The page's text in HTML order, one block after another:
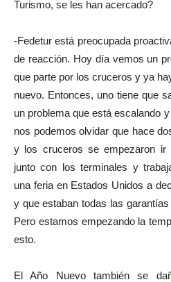
Turismo, se les han acercado?
-Fedetur está preocupada
de reacción. Hoy día vemos un
que parte por los cruceros y ya
nuevo. Entonces, uno tiene que
un problema que está escalando
nos podemos olvidar que hace
y los cruceros se empezaron ir
junto con los terminales y
una feria en Estados Unidos a
y que estaban todas las
Pero estamos empezando la
esto.
El Año Nuevo también se